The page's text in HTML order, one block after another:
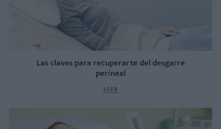
Las claves para recuperarte del desgarre
perineal
LEER